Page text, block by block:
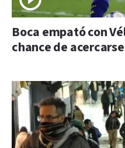
Boca empató con
chance de